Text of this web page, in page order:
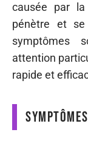
causée par
pénètre et
symptômes
attention
rapide et